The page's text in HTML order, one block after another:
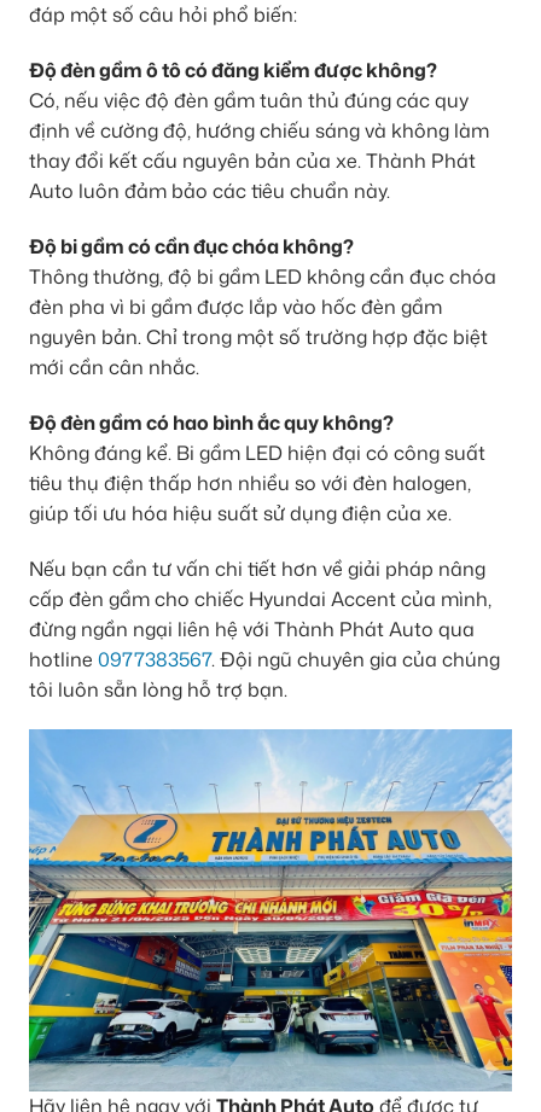
đáp một số câu hỏi phổ biến:
Độ đèn gầm ô tô có đăng kiểm được không?
Có, nếu việc độ đèn gầm tuân thủ đúng các quy
định về cường độ, hướng chiếu sáng và không làm
thay đổi kết cấu nguyên bản của xe. Thành Phát
Auto luôn đảm bảo các tiêu chuẩn này.
Độ bi gầm có cần đục chóa không?
Thông thường, độ bi gầm LED không cần đục chóa
đèn pha vì bi gầm được lắp vào hốc đèn gầm
nguyên bản. Chỉ trong một số trường hợp đặc biệt
mới cần cân nhắc.
Độ đèn gầm có hao bình ắc quy không?
Không đáng kể. Bi gầm LED hiện đại có công suất
tiêu thụ điện thấp hơn nhiều so với đèn halogen,
giúp tối ưu hóa hiệu suất sử dụng điện của xe.
Nếu bạn cần tư vấn chi tiết hơn về giải pháp nâng
cấp đèn gầm cho chiếc Hyundai Accent của mình,
đừng ngần ngại liên hệ với Thành Phát Auto qua
hotline 0977383567. Đội ngũ chuyên gia của chúng
tôi luôn sẵn lòng hỗ trợ bạn.
Hãy liên hệ ngay với Thành Phát Auto để được tư